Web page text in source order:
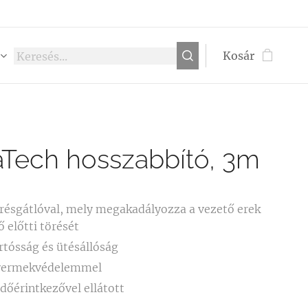
Kosár
hosszabbító, 3m
mely megakadályozza a vezető erek
előtti törését
és ütésállóság
ellátott